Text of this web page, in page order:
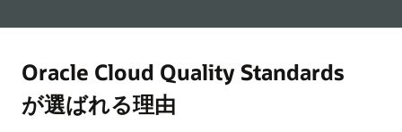
て、ユーザーによる検証を実施します。
フェース、および他のコンポーネントがエン
ドツーエンドでシームレスに連携しているこ
とを確認するテストを実行します。
イムでのエンドツーエンドのカットオーバ
ー・ドレスリハーサルを適切に実行します。
実際のカットオーバーを実行する前に、ドレ
跡可能なビジネス導入は、現在、継続的な運
用のリズムの通常部分となっています。
日常のビジネス・リクエストや継続的なシス
Oracle Cloud Quality Standards
が選ばれる理由